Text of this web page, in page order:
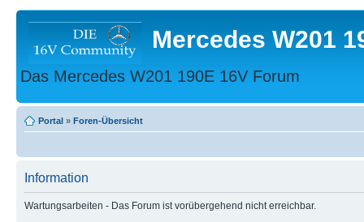
Mercedes W201
Das Mercedes W201 190E 16V Forum
Portal » Foren-Übersicht
Information
Wartungsarbeiten - Das Forum ist vorübergehend nicht erreichbar.